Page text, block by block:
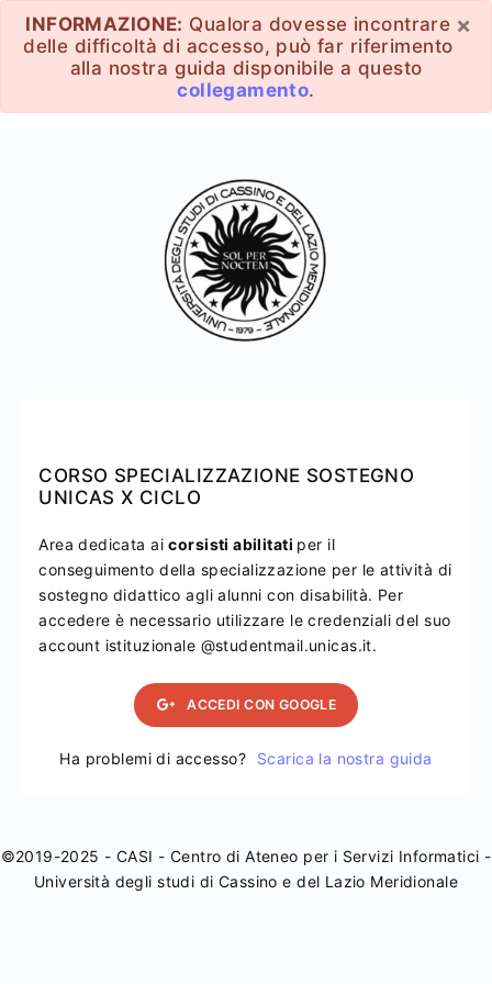
×
INFORMAZIONE: Qualora dovesse incontrare
delle difficoltà di accesso, può far riferimento
alla nostra guida disponibile a questo
collegamento.
CORSO SPECIALIZZAZIONE SOSTEGNO
UNICAS X CICLO
Area dedicata aicorsisti abilitati per il
conseguimento della specializzazione per le attività di
sostegno didattico agli alunni con disabilità. Per
accedere è necessario utilizzare le credenziali del suo
account istituzionale @studentmail.unicas.it.
Ha problemi di accesso? Scarica la nostra guida
ACCEDI CON GOOGLE
©2019-2025 - CASI - Centro di Ateneo per i Servizi Informatici -
Università degli studi di Cassino e del Lazio Meridionale